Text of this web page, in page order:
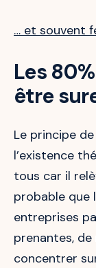
… et souvent
Les
être
Le principe de
l’existence
tous car il
probable que
entreprises
prenantes,
concentrer